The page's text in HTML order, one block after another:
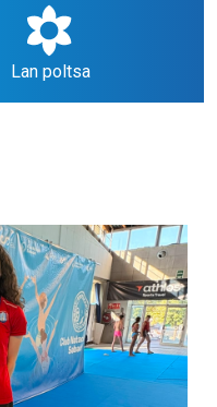
Lan poltsa